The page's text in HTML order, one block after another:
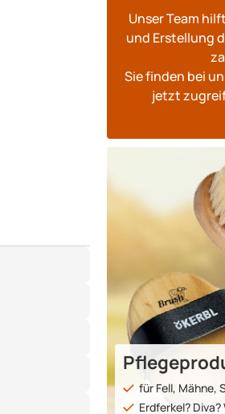
Unser Team
und Er­stel­lung
Sie finden bei
jetzt
für Fell, Mähne,
Erdferkel?